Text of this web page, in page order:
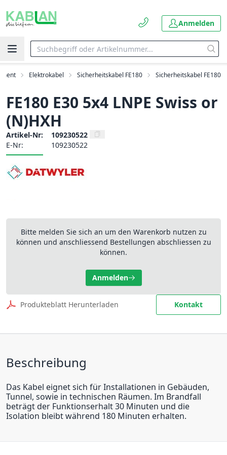
Anmelden
Elektrokabel Sicherheitskabel FE180 Sicherheitskabel FE180
FE180 E30 5x4 LNPE Swiss or
(N)HXH
Artikel-Nr:
109230522
E-Nr:
109230522
Bitte melden Sie sich an um den Warenkorb nutzen zu
können und anschliessend Bestellungen abschliessen zu
können.
Anmelden
Produkteblatt Herunterladen Kontakt
Beschreibung
Das Kabel eignet sich für Installationen in Gebäuden,
Tunnel, sowie in technischen Räumen. Im Brandfall
beträgt der Funktionserhalt 30 Minuten und die
Isolation bleibt während 180 Minuten erhalten.